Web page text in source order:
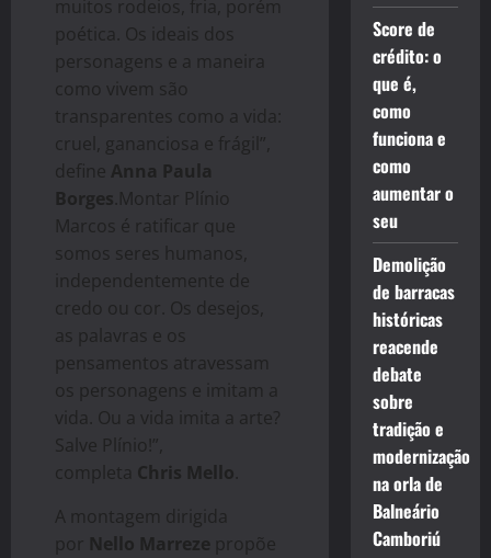
muitos rodeios, fria, porém
poética. Os ideais dos
personagens e a maneira
como vivem são
transparentes como a vida:
cruel, gananciosa e frágil”,
define Anna Paula
Borges .Montar Plínio
Marcos é ratificar que
somos seres humanos,
independentemente de
credo ou cor. Os desejos,
as palavras e os
pensamentos atravessam
os personagens e imitam a
vida. Ou a vida imita a arte?
Salve Plínio!”,
completa Chris Mello
A montagem dirigida
por Nello Marreze propõe
Score de
crédito: o
que é,
como
funciona e
como
aumentar o
seu
Demolição
de barracas
históricas
reacende
debate
sobre
tradição e
modernização
na orla de
Balneário
Camboriú